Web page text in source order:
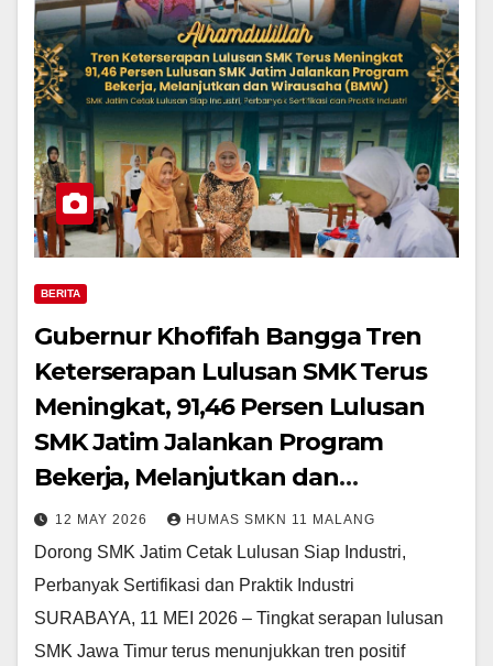
BERITA
Gubernur Khofifah Bangga Tren
Keterserapan Lulusan SMK Terus
Meningkat, 91,46 Persen Lulusan
SMK Jatim Jalankan Program
Bekerja, Melanjutkan dan
Wirausaha
12 MAY 2026 HUMAS SMKN 11 MALANG
Dorong SMK Jatim Cetak Lulusan Siap Industri,
Perbanyak Sertifikasi dan Praktik Industri
SURABAYA, 11 MEI 2026 – Tingkat serapan lulusan
SMK Jawa Timur terus menunjukkan tren positif